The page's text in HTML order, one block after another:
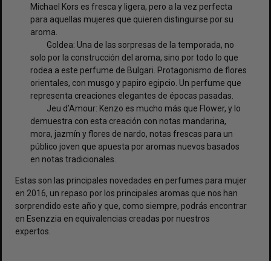
Michael Kors es fresca y ligera, pero a la vez perfecta
para aquellas mujeres que quieren distinguirse por su
aroma.
Goldea: Una de las sorpresas de la temporada, no
solo por la construcción del aroma, sino por todo lo que
rodea a este perfume de Bulgari. Protagonismo de flores
orientales, con musgo y papiro egipcio. Un perfume que
representa creaciones elegantes de épocas pasadas.
Jeu d’Amour: Kenzo es mucho más que Flower, y lo
demuestra con esta creación con notas mandarina,
mora, jazmín y flores de nardo, notas frescas para un
público joven que apuesta por aromas nuevos basados
en notas tradicionales.
Estas son las principales novedades en perfumes para mujer
en 2016, un repaso por los principales aromas que nos han
sorprendido este año y que, como siempre, podrás encontrar
en Esenzzia en equivalencias creadas por nuestros
expertos.